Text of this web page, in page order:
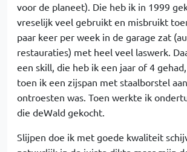
voor de planeet). Die heb ik in 1999
vreselijk veel gebruikt en misbruikt
paar keer per week in de garage zat
restauraties) met heel veel laswerk.
een skill, die heb ik een jaar of 4
toen ik een zijspan met staalborstel
ontroesten was. Toen werkte ik
die deWald gekocht.
Slijpen doe ik met goede kwaliteit